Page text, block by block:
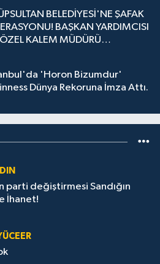
BELEDİYESİ'NE ŞAFAK
BAŞKAN YARDIMCISI
KALEM MÜDÜRÜ
'Horon Bizumdur'
Dünya Rekoruna İmza Attı.
parti değiştirmesi Sandığın
İhanet!